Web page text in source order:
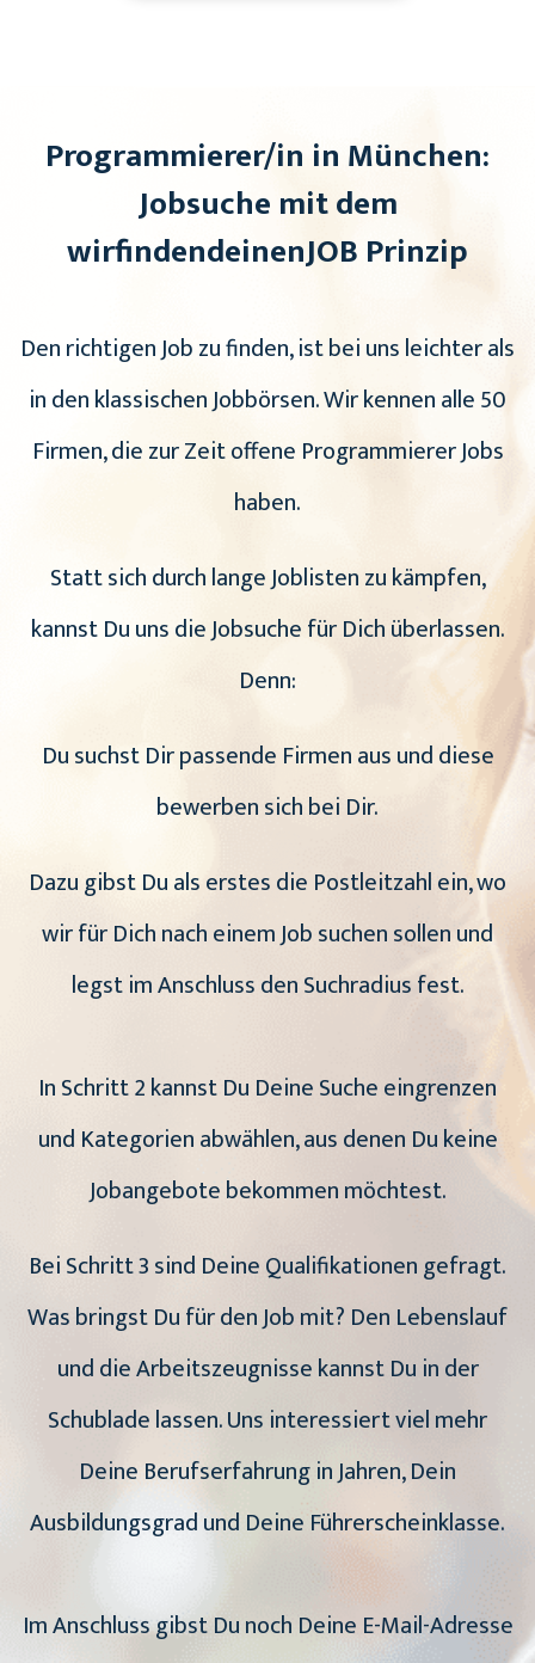
Programmierer/in in München:
Jobsuche mit dem
wirfindendeinenJOB Prinzip
Den richtigen Job zu finden, ist bei uns leichter als
in den klassischen Jobbörsen. Wir kennen alle 50
Firmen, die zur Zeit offene Programmierer Jobs
haben.
Statt sich durch lange Joblisten zu kämpfen,
kannst Du uns die Jobsuche für Dich überlassen.
Denn:
Du suchst Dir passende Firmen aus und diese
bewerben sich bei Dir.
Dazu gibst Du als erstes die Postleitzahl ein, wo
wir für Dich nach einem Job suchen sollen und
legst im Anschluss den Suchradius fest.
In Schritt 2 kannst Du Deine Suche eingrenzen
und Kategorien abwählen, aus denen Du keine
Jobangebote bekommen möchtest.
Bei Schritt 3 sind Deine Qualifikationen gefragt.
Was bringst Du für den Job mit? Den Lebenslauf
und die Arbeitszeugnisse kannst Du in der
Schublade lassen. Uns interessiert viel mehr
Deine Berufserfahrung in Jahren, Dein
Ausbildungsgrad und Deine Führerscheinklasse.
Im Anschluss gibst Du noch Deine E-Mail-Adresse